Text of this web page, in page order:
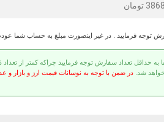
تومان
توجه فرمایید . در غیر اینصورت مبلغ به حساب شما
تعداد سفارش توجه فرمایید چراکه کمتر از
در ضمن با توجه به نوسانات قیمت ارز و بازار